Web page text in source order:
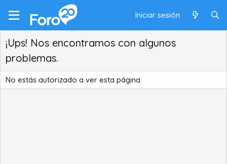
Iniciar sesión
¡Ups! Nos encontramos con algunos
problemas.
No estás autorizado a ver esta página.